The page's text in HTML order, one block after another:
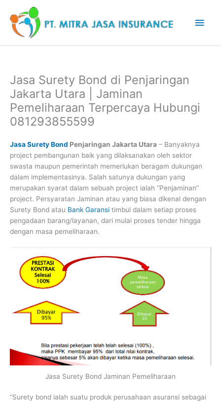
konten
Jasa Surety Bond di Penjaringan
Jakarta Utara | Jaminan
Pemeliharaan Terpercaya Hubungi
081293855599
Jasa Surety Bond Penjaringan Jakarta Utara – Banyaknya
project pembangunan baik yang dilaksanakan oleh sektor
swasta maupun pemerintah memerlukan beragam dukungan
dalam implementasinya. Salah satunya dukungan yang
merupakan syarat dalam sebuah project ialah “Penjaminan”
project. Persyaratan Jaminan atau yang biasa dikenal dengan
Surety Bond atau Bank Garansi timbul dalam setiap proses
pengadaan barang/layanan, dari mulai proses tender hingga
dengan masa pemeliharaan.
Jasa Surety Bond Jaminan Pemeliharaan
“Surety bond ialah suatu produk perusahaan asuransi sebagai